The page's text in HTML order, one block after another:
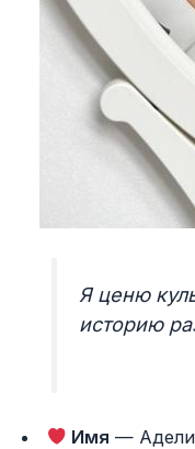
Я ценю
историю
Имя —